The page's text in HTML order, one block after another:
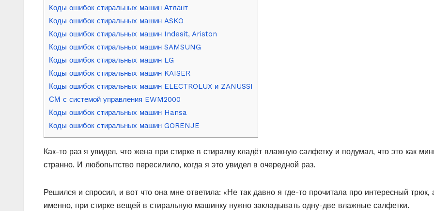
Коды ошибок стиральных машин Атлант
Коды ошибок стиральных машин ASKO
Коды ошибок стиральных машин Indesit, Ariston
Коды ошибок стиральных машин SAMSUNG
Коды ошибок стиральных машин LG
Коды ошибок стиральных машин KAISER
Коды ошибок стиральных машин ELECTROLUX и ZANUSSI
СМ с системой управления EWM2000
Коды ошибок стиральных машин Hansa
Коды ошибок стиральных машин GORENJE
Как-то раз я увидел, что жена при стирке в стиралку кладёт влажную салфетку и подумал, что это как
странно. И любопытство пересилило, когда я это увидел в очередной раз.
Решился и спросил, и вот что она мне ответила: «Не так давно я где-то прочитала про интересный трюк,
именно, при стирке вещей в стиральную машинку нужно закладывать одну-две влажные салфетки.